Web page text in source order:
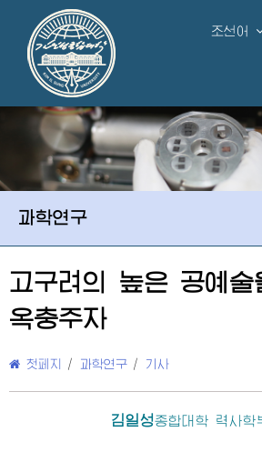
조선어
과학연구
고구려의 높은 공예
옥충주자
첫페지 / 과학연구 / 기사
김일성종합대학 력사학